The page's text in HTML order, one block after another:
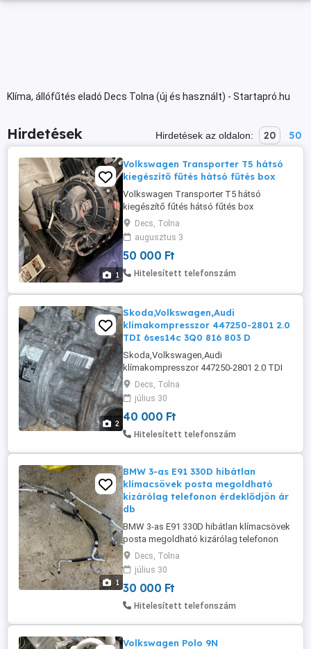
Klíma, állófűtés eladó Decs Tolna (új és használt) - Startapró.hu
Hirdetések Hirdetések az oldalon: 20 50
1
Volkswagen Transporter T5 hátsó
kiegészítő fűtés hátsó fűtés box
Volkswagen Transporter T5 hátsó
kiegészítő fűtés hátsó fűtés box
Decs, Tolna
augusztus 3
50 000 Ft
Hitelesített telefonszám
2
Skoda,Volkswagen,Audi
klímakompresszor 447250-2801 2.0
TDI 6ses14c 3Q0 816 803 D
Skoda,Volkswagen,Audi
klímakompresszor 447250-2801 2.0 TDI
6ses14c 3Q0 816 803 D beszerelési
garancia posta megoldható
Decs, Tolna
július 30
40 000 Ft
Hitelesített telefonszám
1
BMW 3-as E91 330D hibátlan
klímacsövek posta megoldható
kizárólag telefonon érdeklődjön ár
db
BMW 3-as E91 330D hibátlan klímacsövek
posta megoldható kizárólag telefonon
érdeklődjön ár db
Decs, Tolna
július 30
30 000 Ft
Hitelesített telefonszám
Volkswagen Polo 9N